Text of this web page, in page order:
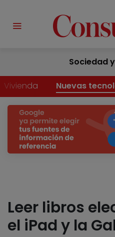
Sociedad
Vivienda Nuevas
Leer libros
el iPad y la